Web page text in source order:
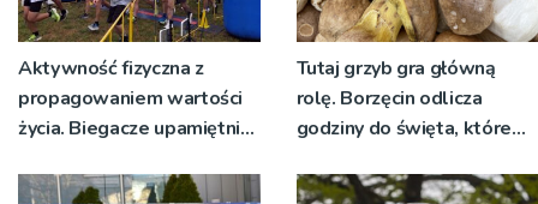
Aktywność fizyczna z
propagowaniem wartości
życia. Biegacze upamiętnili
Tutaj grzyb gra główną
rolę. Borzęcin odlicza
godziny do święta, które
pokoleń